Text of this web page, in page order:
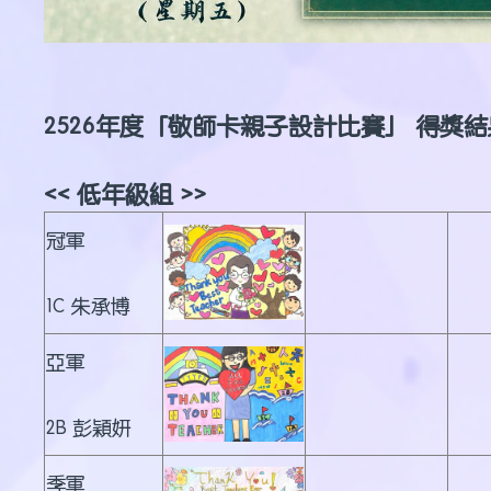
2526年度「敬師卡親子設計比賽」 得獎
<< 低年級組 >>
冠軍
1C 朱承博
亞軍
2B 彭穎妍
季軍